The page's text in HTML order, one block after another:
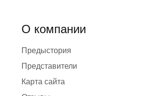
О компании
Предыстория
Представители
Карта сайта